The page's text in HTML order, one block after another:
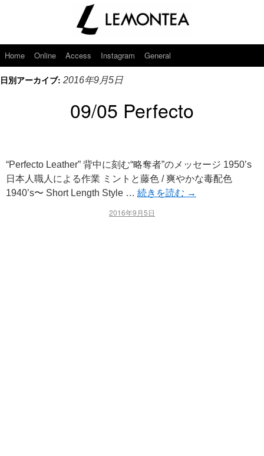
Home Online Access Instagram General
日別アーカイブ: 2016年9月5日
09/05 Perfecto
“Perfecto Leather” 背中に刻む“略奪者”のメッセージ 1950’s
日本人職人による作業 ミントと藤色 / 爽やかな毒配色
1940’s〜 Short Length Style … 続きを読む →
2016年9月5日